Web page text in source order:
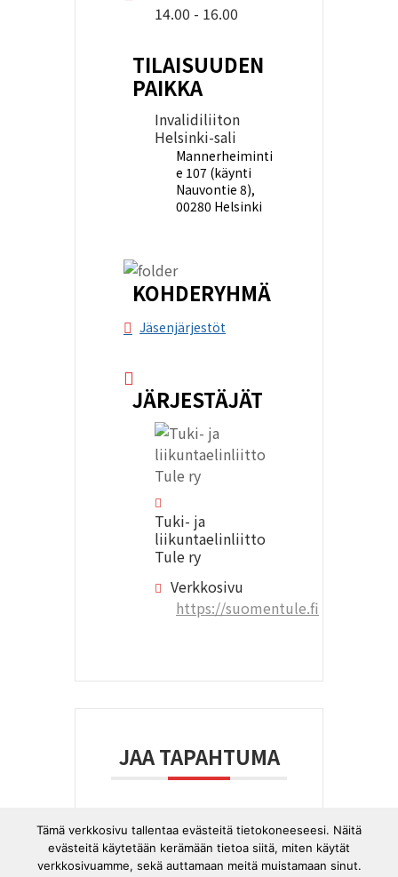
14.00 - 16.00
TILAISUUDEN
PAIKKA
Invalidiliiton
Helsinki-sali
Mannerheiminti
e 107 (käynti
Nauvontie 8),
00280 Helsinki
KOHDERYHMÄ
Jäsenjärjestöt
JÄRJESTÄJÄT
Tuki- ja
liikuntaelinliitto
Tule ry
Verkkosivu
https://suomentule.fi
JAA TAPAHTUMA
Tämä verkkosivu tallentaa evästeitä tietokoneeseesi. Näitä
evästeitä käytetään kerämään tietoa siitä, miten käytät
verkkosivuamme, sekä auttamaan meitä muistamaan sinut.